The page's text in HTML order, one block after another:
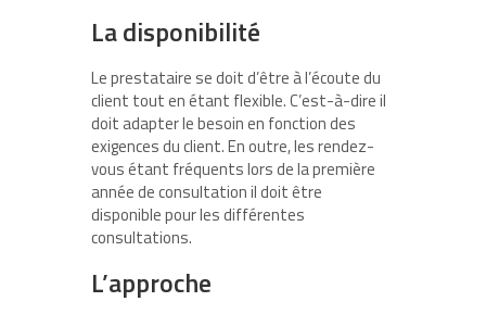
La disponibilité
Le prestataire se doit d’être à l’écoute du
client tout en étant flexible. C’est-à-dire il
doit adapter le besoin en fonction des
exigences du client. En outre, les rendez-
vous étant fréquents lors de la première
année de consultation il doit être
disponible pour les différentes
consultations.
L’approche